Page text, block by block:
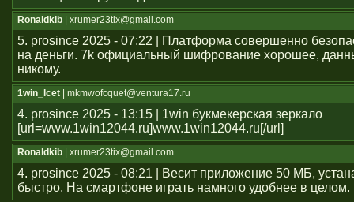
Ronaldkib | xrumer23tix@gmail.com
5. prosince 2025 - 07:22 | Платформа совершенно
на деньги. 7k официальный шифрование хорошее,
никому.
1win_lcet | mkmwofcquet@ventura17.ru
4. prosince 2025 - 13:15 | 1win букмекерская зеркало
[url=www.1win12044.ru]www.1win12044.ru[/url]
Ronaldkib | xrumer23tix@gmail.com
4. prosince 2025 - 08:21 | Весит приложение 50 МБ,
быстро. На смартфоне играть намного удобнее в целом.